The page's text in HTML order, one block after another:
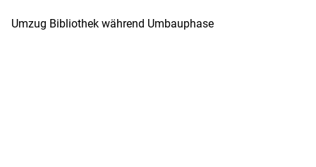
Umzug Bibliothek während Umbauphase